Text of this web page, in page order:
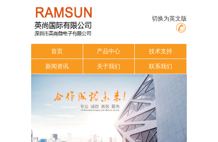
切换为英文版
首页 产品中心 技术支持
新闻资讯 关于我们 联系我们